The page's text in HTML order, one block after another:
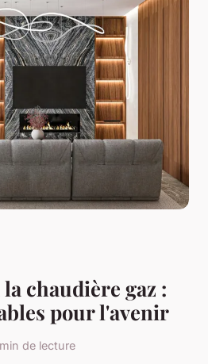
chaudière gaz :
pour l'avenir
de lecture